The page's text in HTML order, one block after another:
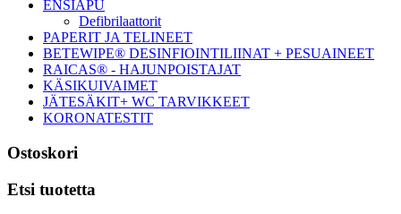
ENSIAPU
Defibrilaattorit
PAPERIT JA TELINEET
BETEWIPE® DESINFIOINTILIINAT + PESUAINEET
RAICAS® - HAJUNPOISTAJAT
KÄSIKUIVAIMET
JÄTESÄKIT+ WC TARVIKKEET
KORONATESTIT
Ostoskori
Etsi tuotetta